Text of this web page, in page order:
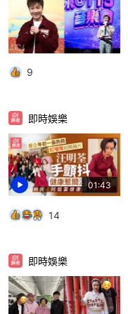
9
01:43
即時娛樂
14
即時娛樂